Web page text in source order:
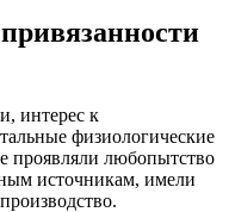
интерес к
физиологические
проявляли любопытство
источникам, имели